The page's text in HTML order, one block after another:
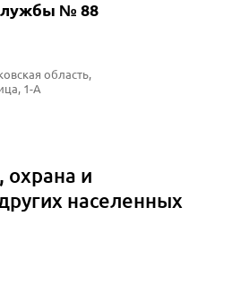
№ 88
область,
1-А
и
населенных